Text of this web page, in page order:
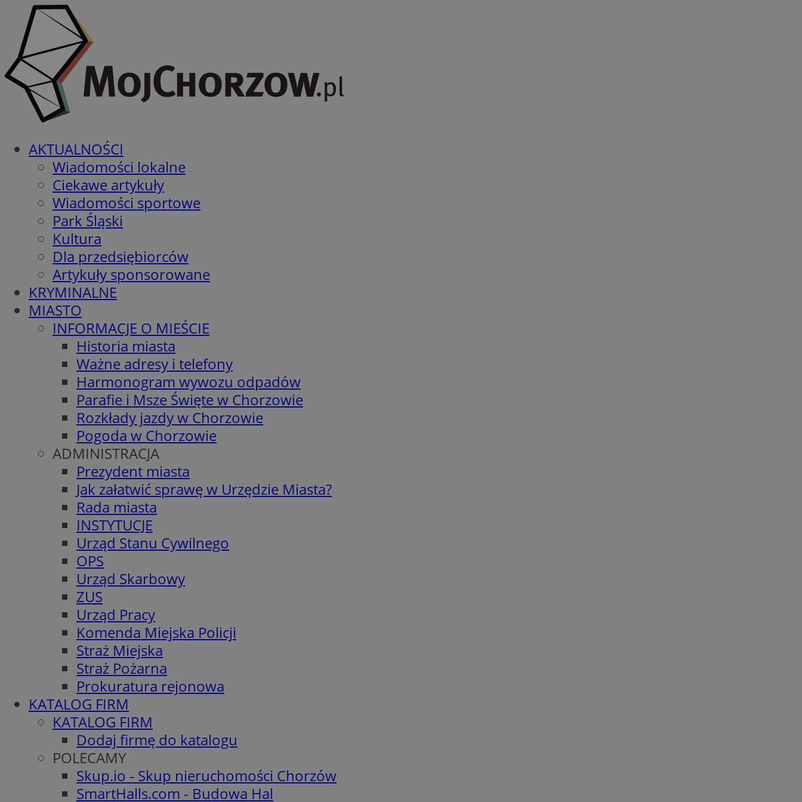
AKTUALNOŚCI
Wiadomości lokalne
Ciekawe artykuły
Wiadomości sportowe
Park Śląski
Kultura
Dla przedsiębiorców
Artykuły sponsorowane
KRYMINALNE
MIASTO
INFORMACJE O MIEŚCIE
Historia miasta
Ważne adresy i telefony
Harmonogram wywozu odpadów
Parafie i Msze Święte w Chorzowie
Rozkłady jazdy w Chorzowie
Pogoda w Chorzowie
ADMINISTRACJA
Prezydent miasta
Jak załatwić sprawę w Urzędzie Miasta?
Rada miasta
INSTYTUCJE
Urząd Stanu Cywilnego
OPS
Urząd Skarbowy
ZUS
Urząd Pracy
Komenda Miejska Policji
Straż Miejska
Straż Pożarna
Prokuratura rejonowa
KATALOG FIRM
KATALOG FIRM
Dodaj firmę do katalogu
POLECAMY
Skup.io - Skup nieruchomości Chorzów
SmartHalls.com - Budowa Hal